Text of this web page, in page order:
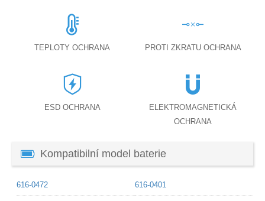
TEPLOTY OCHRANA PROTI ZKRATU OCHRANA
ESD OCHRANA
ELEKTROMAGNETICKÁ
OCHRANA
Kompatibilní model baterie
616-0472 616-0401